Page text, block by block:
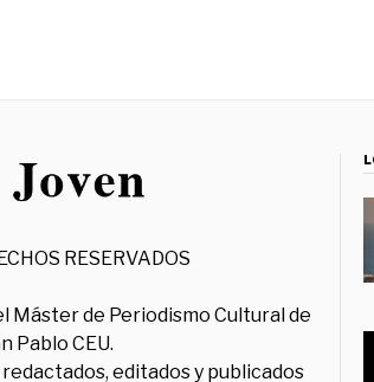
RESERVADOS
Máster de Periodismo Cultural de
Pablo CEU.
editados y publicados